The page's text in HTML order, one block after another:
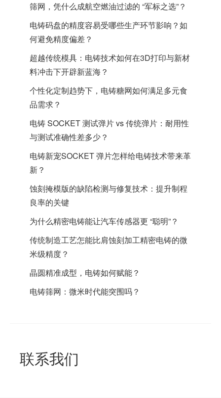
筛网，凭什么成航空燃油过滤的 “军标之选”？
电铸码盘的精度容易受哪些生产环节影响？如
何避免精度偏差？
超越传统模具：电铸技术如何在3D打印与新材
料冲击下开辟新蓝海？
个性化定制趋势下，电铸糖网如何满足多元食
品需求？
电铸 SOCKET 测试弹片 vs 传统弹片：耐用性
与测试准确性差多少？
电铸新宠SOCKET 弹片怎样给电铸技术带来革
新？
蚀刻掩模版的缺陷检测与修复技术：提升制程
良率的关键
为什么精密电铸能让汽车传感器更 “聪明”？
传统制造工艺怎能比肩蚀刻加工精密电铸的微
米级精度？
晶圆精准成型，电铸如何赋能？
电铸筛网：微米时代能突围吗？
联系我们